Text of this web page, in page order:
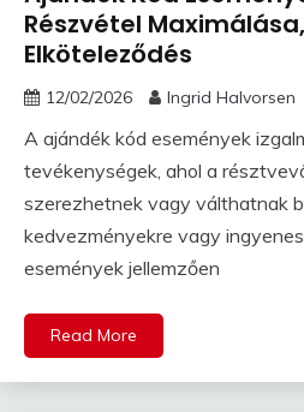
Részvétel
Elköteleződés
12/02/2026 Ingrid Halvorsen
A ajándék kód események
tevékenységek, ahol a
szerezhetnek vagy válthatnak
kedvezményekre vagy
események jellemzően
Read More